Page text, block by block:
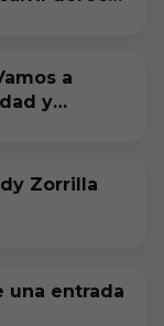
a
y
entre los
Zorrilla
una entrada